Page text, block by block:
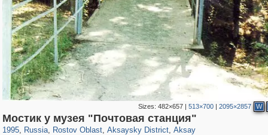
Sizes: 482×657| 513×700| 2095×2857 W
Мостик у музея "Почтовая станция"
1995, Russia
1,407,345 29,248
, Rostov Oblast
31,027 475
, Aksaysky District
556 34
, Aksay
206 6